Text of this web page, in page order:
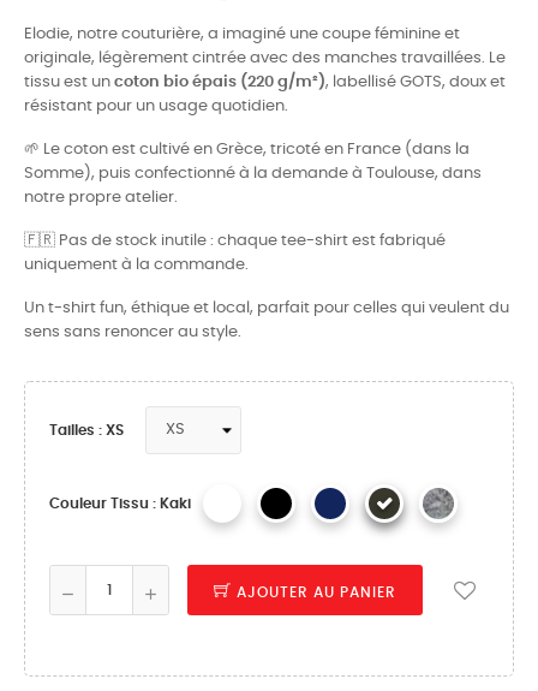
Elodie, notre couturière, a imaginé une coupe féminine et
originale, légèrement cintrée avec des manches travaillées. Le
tissu est un coton bio épais (220 g/m²), labellisé GOTS, doux et
résistant pour un usage quotidien.
🌱 Le coton est cultivé en Grèce, tricoté en France (dans la
Somme), puis confectionné à la demande à Toulouse, dans
notre propre atelier.
🇫🇷 Pas de stock inutile : chaque tee-shirt est fabriqué
uniquement à la commande.
Un t-shirt fun, éthique et local, parfait pour celles qui veulent du
sens sans renoncer au style.
Tailles : XS
Couleur Tissu : Kaki
AJOUTER AU PANIER